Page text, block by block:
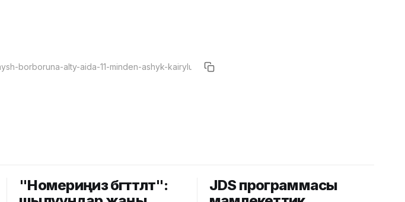
"Номериңиз бөгөттөлөт":
JDS программасы